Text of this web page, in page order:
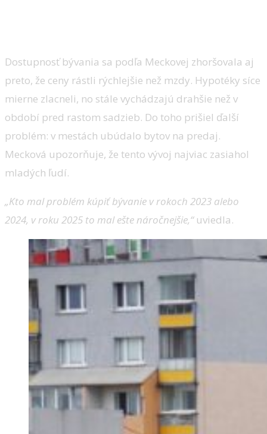
Dostupnosť bývania sa podľa Meckovej zhoršovala aj
preto, že ceny rástli rýchlejšie než mzdy. Hypotéky síce
mierne zlacneli, no stále vychádzajú drahšie než v
období pred rastom sadzieb. Do toho prišiel ďalší
problém: v mestách ubúdalo bytov na predaj.
Mecková upozorňuje, že tento vývoj najviac zasiahol
mladých ľudí.
„Kto mal problém kúpiť bývanie v rokoch 2023 alebo
2024, v roku 2025 to mal ešte náročnejšie,“uviedla.